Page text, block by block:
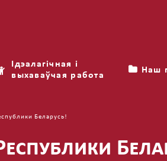
Ідэалагічная і
выхаваўчая работа
Наш
Беларусь!